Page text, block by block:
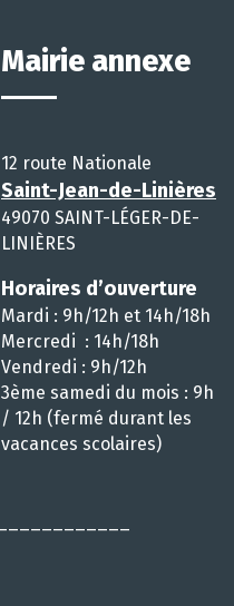
Mairie annexe
12 route Nationale
Saint-Jean-de-Linières
49070 SAINT-LÉGER-DE-
LINIÈRES
Horaires d’ouverture
Mardi : 9h/12h et 14h/18h
Mercredi : 14h/18h
Vendredi : 9h/12h
3ème samedi du mois : 9h
/ 12h (fermé durant les
vacances scolaires)